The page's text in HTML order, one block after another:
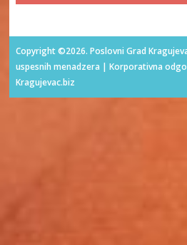
Copyright ©2026. Poslovni Grad
uspesnih menadzera | Korporativna
Kragujevac.biz